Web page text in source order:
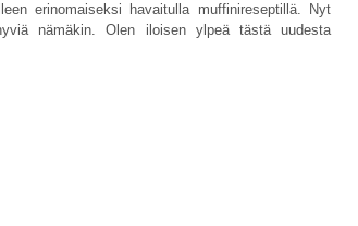
erinomaiseksi havaitulla muffinireseptillä. Nyt
nämäkin. Olen iloisen ylpeä tästä uudesta